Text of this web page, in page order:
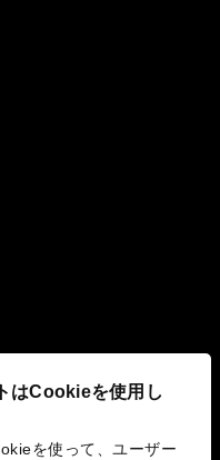
はCookieを使用し
を使って、ユーザー